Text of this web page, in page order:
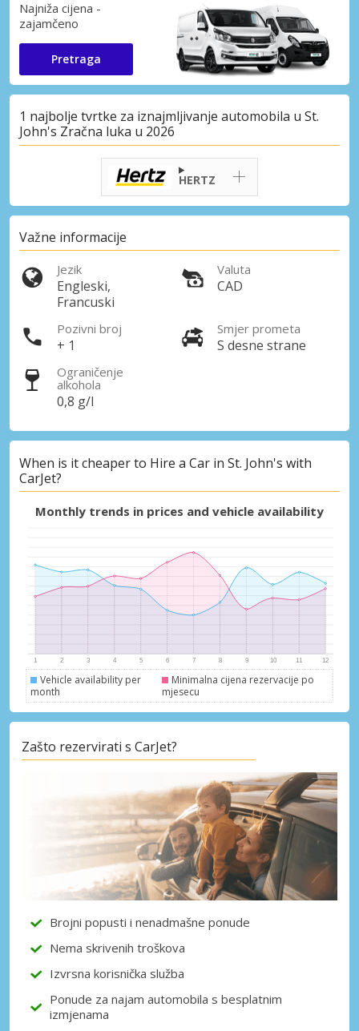
Pristupite ekskluzivnim ponudama naših
dobavljača
Prijava putem eLinka
Najniža cijena -
zajamčeno
Pretraga
1 najbolje tvrtke za iznajmljivanje automobila u St.
John's Zračna luka u 2026
HERTZ
Važne informacije
Jezik
Engleski,
Francuski
Valuta
CAD
Pozivni broj
+ 1
Smjer prometa
S desne strane
Ograničenje
alkohola
0,8 g/l
When is it cheaper to Hire a Car in St. John's with
CarJet?
Monthly trends in prices and vehicle availability
Vehicle availability per
month
Minimalna cijena rezervacije po
mjesecu
Zašto rezervirati s CarJet?
Brojni popusti i nenadmašne ponude
Nema skrivenih troškova
Izvrsna korisnička služba
Ponude za najam automobila s besplatnim
izmjenama